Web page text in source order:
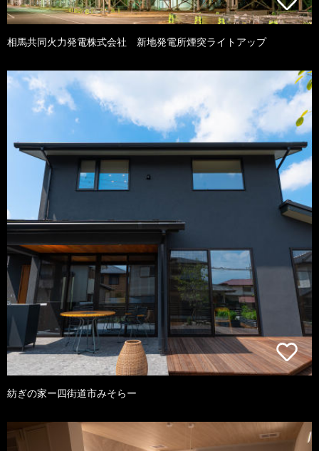
相馬共同火力発電株式会社 新地発電所煙突ライトアップ
紡ぎの家ー四街道市みそらー